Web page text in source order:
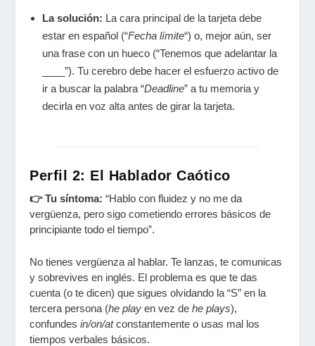
La solución: La cara principal de la tarjeta debe
estar en español (“Fecha límite“) o, mejor aún, ser
una frase con un hueco (“Tenemos que adelantar la
____”). Tu cerebro debe hacer el esfuerzo activo de
ir a buscar la palabra “Deadline” a tu memoria y
decirla en voz alta antes de girar la tarjeta.
Perfil 2: El Hablador Caótico
👉 Tu síntoma: “Hablo con fluidez y no me da
vergüenza, pero sigo cometiendo errores básicos de
principiante todo el tiempo”.
No tienes vergüenza al hablar. Te lanzas, te comunicas
y sobrevives en inglés. El problema es que te das
cuenta (o te dicen) que sigues olvidando la “S” en la
tercera persona (he play en vez dehe plays),
confundesin/on/atconstantemente o usas mal los
tiempos verbales básicos.